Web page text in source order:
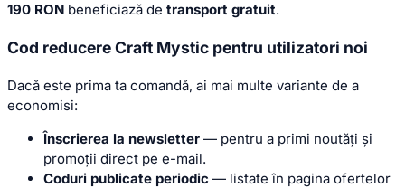
190 RON beneficiază de transport gratuit.
Cod reducere Craft Mystic pentru utilizatori noi
Dacă este prima ta comandă, ai mai multe variante de a
economisi:
Înscrierea la newsletter — pentru a primi noutăți și
promoții direct pe e-mail.
Coduri publicate periodic — listate în pagina ofertelor